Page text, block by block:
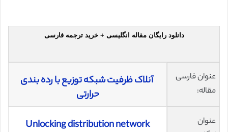
دانلود رایگان مقاله انگلیسی + خرید ترجمه فارسی
عنوان فارسی
مقاله:
آنلاک ظرفیت شبکه توزیع با رده ‌بندی
حرارتی
عنوان
Unlocking distribution network